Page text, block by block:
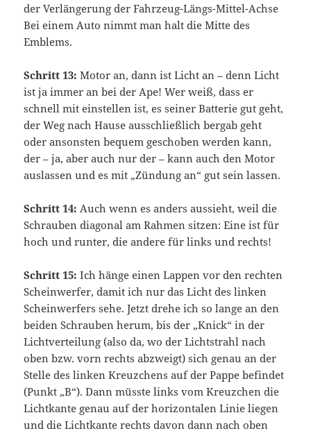
der Verlängerung der Fahrzeug-Längs-Mittel-Achse
Bei einem Auto nimmt man halt die Mitte des
Emblems.
Schritt 13: Motor an, dann ist Licht an – denn Licht
ist ja immer an bei der Ape! Wer weiß, dass er
schnell mit einstellen ist, es seiner Batterie gut geht,
der Weg nach Hause ausschließlich bergab geht
oder ansonsten bequem geschoben werden kann,
der – ja, aber auch nur der – kann auch den Motor
auslassen und es mit „Zündung an“ gut sein lassen.
Schritt 14: Auch wenn es anders aussieht, weil die
Schrauben diagonal am Rahmen sitzen: Eine ist für
hoch und runter, die andere für links und rechts!
Schritt 15: Ich hänge einen Lappen vor den rechten
Scheinwerfer, damit ich nur das Licht des linken
Scheinwerfers sehe. Jetzt drehe ich so lange an den
beiden Schrauben herum, bis der „Knick“ in der
Lichtverteilung (also da, wo der Lichtstrahl nach
oben bzw. vorn rechts abzweigt) sich genau an der
Stelle des linken Kreuzchens auf der Pappe befindet
(Punkt „B“). Dann müsste links vom Kreuzchen die
Lichtkante genau auf der horizontalen Linie liegen
und die Lichtkante rechts davon dann nach oben